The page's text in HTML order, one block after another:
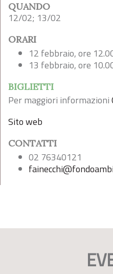
QUANDO
12/02; 13/02
ORARI
12 febbraio, ore
13 febbraio, ore
BIGLIETTI
Per maggiori informazioni
Sito web
CONTATTI
02 76340121